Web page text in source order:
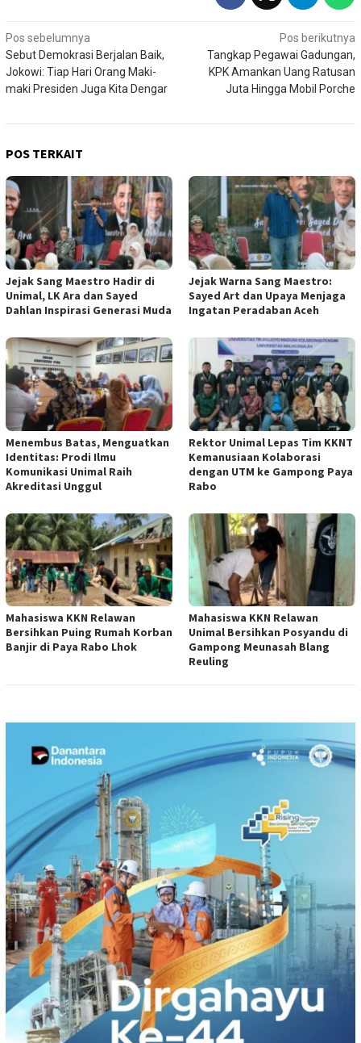
Navigasi
pos
Pos sebelumnya
Sebut Demokrasi Berjalan Baik,
Jokowi: Tiap Hari Orang Maki-
maki Presiden Juga Kita Dengar
Pos berikutnya
Tangkap Pegawai Gadungan,
KPK Amankan Uang Ratusan
Juta Hingga Mobil Porche
POS TERKAIT
Jejak Sang Maestro Hadir di
Unimal, LK Ara dan Sayed
Dahlan Inspirasi Generasi Muda
Jejak Warna Sang Maestro:
Sayed Art dan Upaya Menjaga
Ingatan Peradaban Aceh
Menembus Batas, Menguatkan
Identitas: Prodi Ilmu
Komunikasi Unimal Raih
Akreditasi Unggul
Rektor Unimal Lepas Tim KKNT
Kemanusiaan Kolaborasi
dengan UTM ke Gampong Paya
Rabo
Mahasiswa KKN Relawan
Bersihkan Puing Rumah Korban
Banjir di Paya Rabo Lhok
Mahasiswa KKN Relawan
Unimal Bersihkan Posyandu di
Gampong Meunasah Blang
Reuling